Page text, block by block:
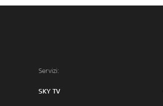
Servizi:
SKY TV